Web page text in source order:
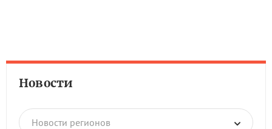
Новости
Новости регионов